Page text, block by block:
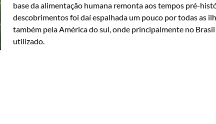
base da alimentação humana remonta aos tempos pré-
descobrimentos foi daí espalhada um pouco por todas as
também pela América do sul, onde principalmente no
utilizado.